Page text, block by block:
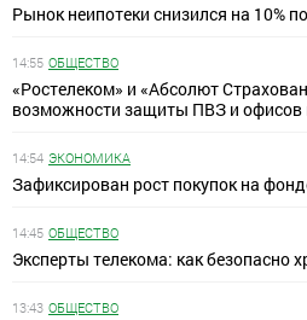
Рынок неипотеки снизился на 10%
14:55 ОБЩЕСТВО
«Ростелеком» и «Абсолют
возможности защиты ПВЗ и офисов
14:54 ЭКОНОМИКА
Зафиксирован рост покупок на
14:45 ОБЩЕСТВО
Эксперты телекома: как безопасно
13:43 ОБЩЕСТВО